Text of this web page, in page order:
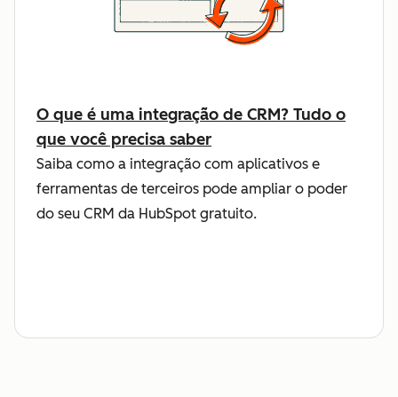
O que é uma integração de CRM? Tudo o
que você precisa saber
Saiba como a integração com aplicativos e
ferramentas de terceiros pode ampliar o poder
do seu CRM da HubSpot gratuito.